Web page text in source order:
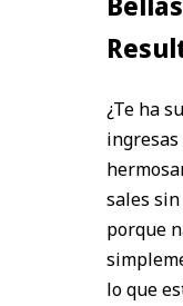
¿Te ha
sales
porque
lo que